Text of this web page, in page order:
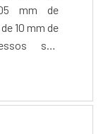
mm de
10 mm de
são
e a
das mais